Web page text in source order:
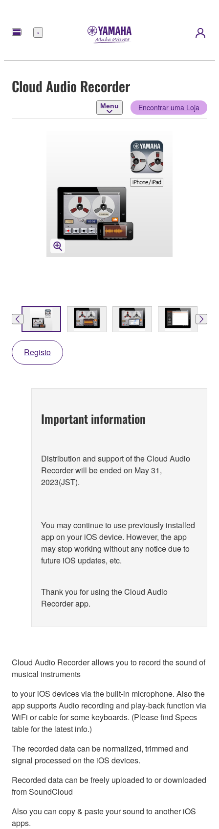
Menu
Cloud Audio Recorder
Menu Encontrar uma Loja
Registo
Important information
Distribution and support of the Cloud Audio
Recorder will be ended on May 31,
2023(JST).
You may continue to use previously installed
app on your iOS device. However, the app
may stop working without any notice due to
future iOS updates, etc.
Thank you for using the Cloud Audio
Recorder app.
Cloud Audio Recorder allows you to record the sound of
musical instruments
to your iOS devices via the built-in microphone. Also the
app supports Audio recording and play-back function via
WiFi or cable for some keyboards. (Please find Specs
table for the latest info.)
The recorded data can be normalized, trimmed and
signal processed on the iOS devices.
Recorded data can be freely uploaded to or downloaded
from SoundCloud
Also you can copy & paste your sound to another iOS
apps.